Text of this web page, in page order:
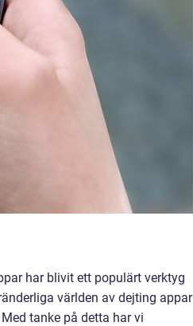
har blivit ett populärt verktyg
världen av dejting appar
tanke på detta har vi